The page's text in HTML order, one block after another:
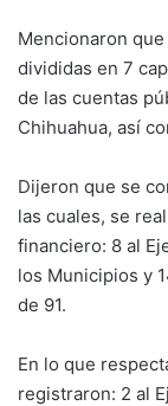
Mencionaron
divididas en 7
de las cuentas
Chihuahua, así
Dijeron que se
las cuales, se
financiero: 8 al
los Municipios y
de 91.
En lo que
registraron: 2 al